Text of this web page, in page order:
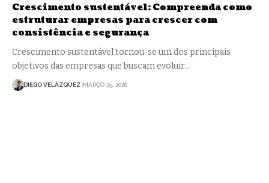
Crescimento sustentável: Compreenda como
estruturar empresas para crescer com
consistência e segurança
Crescimento sustentável tornou-se um dos principais
objetivos das empresas que buscam evoluir…
DIEGO VELÁZQUEZ MARÇO 25, 2026